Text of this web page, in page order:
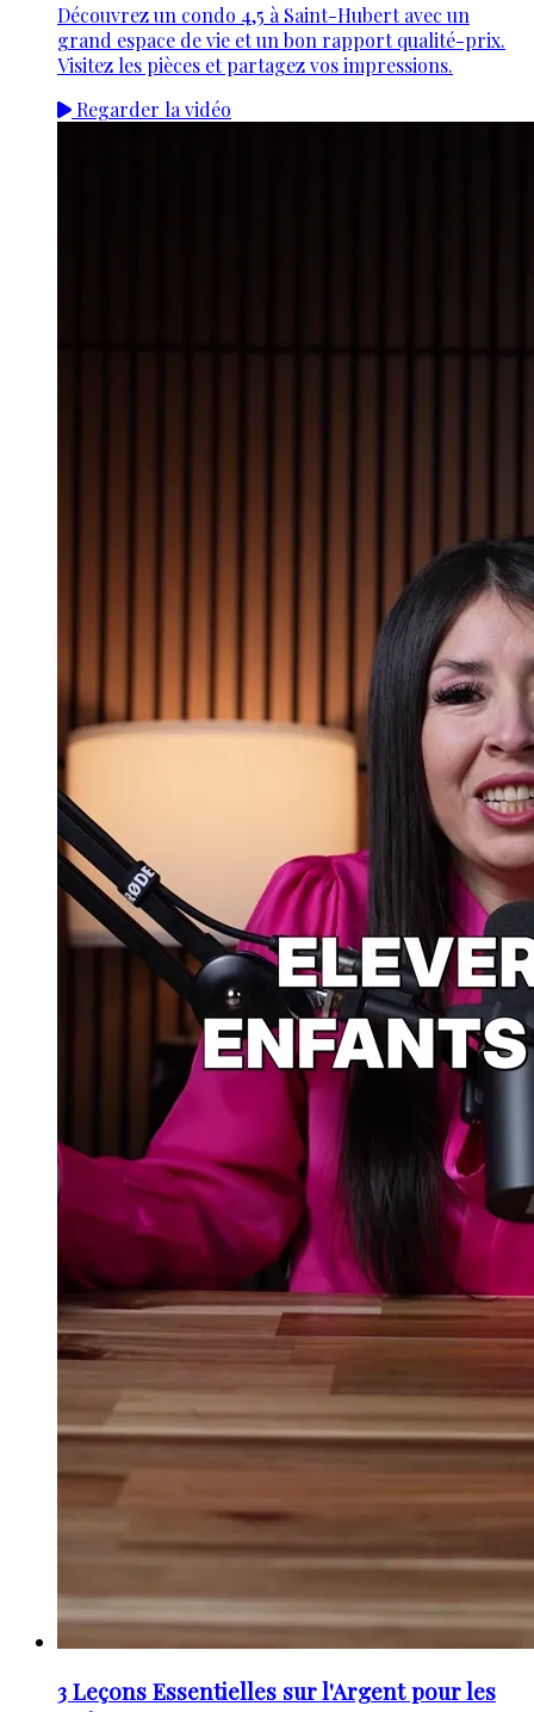
Découvrez un condo 4,5 à Saint-Hubert avec un
grand espace de vie et un bon rapport qualité-prix.
Visitez les pièces et partagez vos impressions.
Regarder la vidéo
3 Leçons Essentielles sur l'Argent pour les